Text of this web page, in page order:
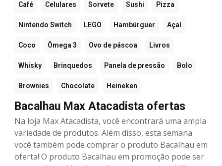
Café Celulares Sorvete Sushi Pizza
Nintendo Switch LEGO Hambúrguer Açaí
Coco Ômega 3 Ovo de páscoa Livros
Whisky Brinquedos Panela de pressão Bolo
Brownies Chocolate Heineken
Bacalhau Max Atacadista ofertas
Na loja Max Atacadista, você encontrará uma ampla
variedade de produtos. Além disso, esta semana
você também pode comprar o produto Bacalhau em
oferta! O produto Bacalhau em promoção pode ser